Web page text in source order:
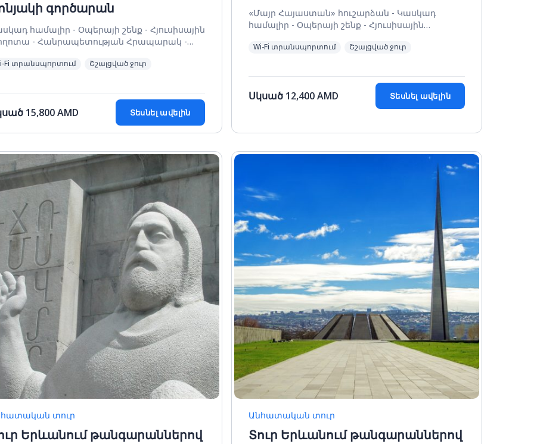
գործարան
համալիր - Օպերայի շենք - Հյուսիսային
- Հանրապետության Հրապարակ -
Fi տրանսպորտում Շշալցված ջուր
15,800AMD Տեսնել ավելին
«Մայր Հայաստան» հուշարձան - Կասկադ
համալիր - Օպերայի շենք - Հյուսիսային
Wi-Fi տրանսպորտում Շշալցված ջուր
Սկսած 12,400AMD Տեսնել ավելին
տուր
Երևանում թանգարաններով
Անհատական տուր
Տուր Երևանում թանգարաններով